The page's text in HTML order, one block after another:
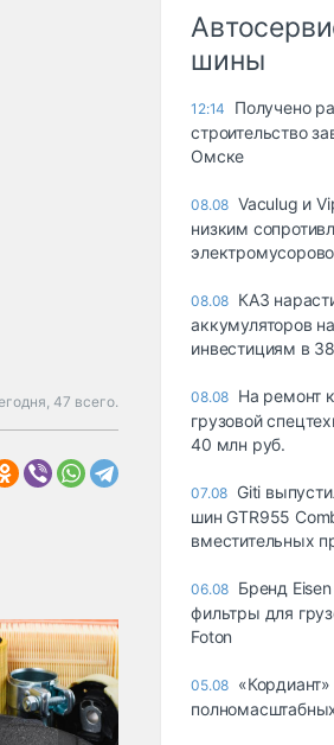
47 всего.
шины
12:14
Получено
строительство
Омске
08.08 Vaculug и
низким
08.08 КАЗ
аккумуляторов
инвестициям в
08.08 На ремонт
грузовой
40 млн руб.
07.08 Giti
шин GTR955
вместительных
06.08 Бренд
фильтры для
Foton
05.08